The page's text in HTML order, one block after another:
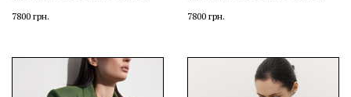
7800 грн. 7800 грн.